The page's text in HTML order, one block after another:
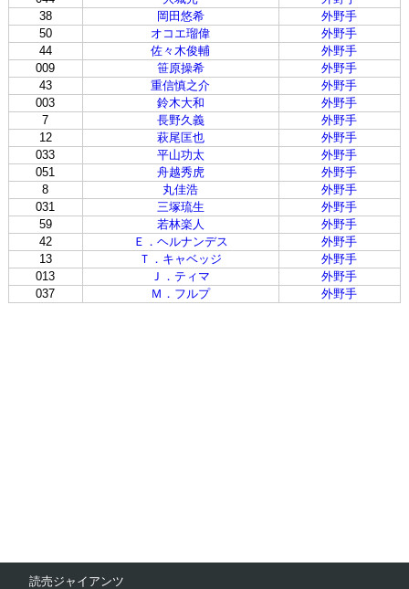
38
岡田悠希
外野手
50
オコエ瑠偉
外野手
44
佐々木俊輔
外野手
009
笹原操希
外野手
43
重信慎之介
外野手
003
鈴木大和
外野手
7
長野久義
外野手
12
萩尾匡也
外野手
033
平山功太
外野手
051
舟越秀虎
外野手
8
丸佳浩
外野手
031
三塚琉生
外野手
59
若林楽人
外野手
42
Ｅ．ヘルナンデス
外野手
13
Ｔ．キャベッジ
外野手
013
Ｊ．ティマ
外野手
037
Ｍ．フルプ 外野手
読売ジャイアンツ